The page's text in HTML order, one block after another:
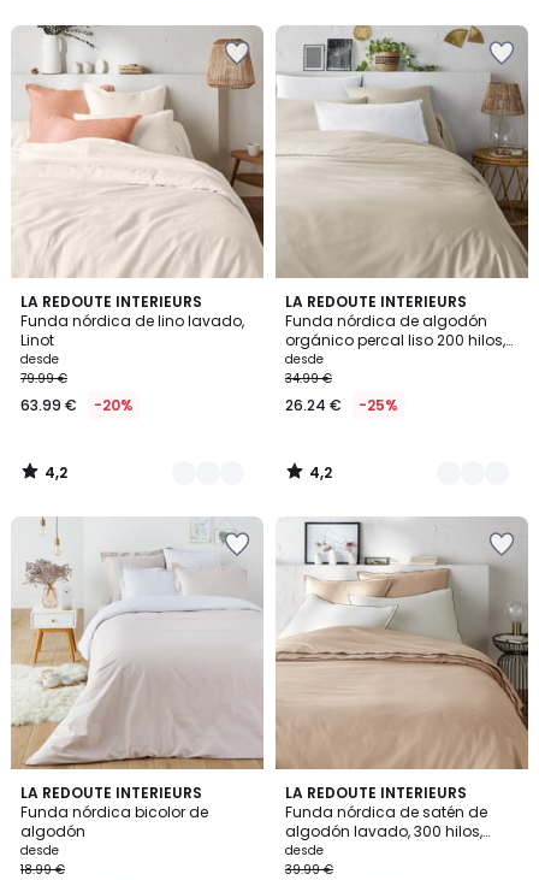
LA REDOUTE INTERIEURS
Funda nórdica de lino lavado,
Linot
desde
79.99 €
63.99 € -20%
4,2
/ 5
21
Colores
4,2
/
LA REDOUTE INTERIEURS
Funda nórdica de algodón
orgánico percal liso 200 hilos,
Scenario
desde
34.99 €
26.24 € -25%
4,2
/ 5
12
Colores
4,2
/
LA REDOUTE INTERIEURS
Funda nórdica bicolor de
algodón
desde
18.99 €
4,1
/ 5
4
Colores
LA REDOUTE INTERIEURS
Funda nórdica de satén de
algodón lavado, 300 hilos,
Victor uni
desde
39.99 €
3,8
/ 5
10
Colores